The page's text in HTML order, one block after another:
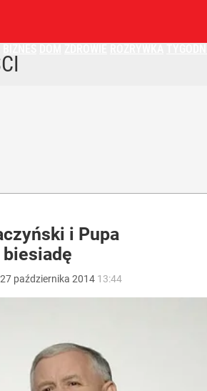
i Pupa
27 października 2014 13:44